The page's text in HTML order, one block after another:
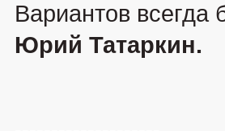
Вариантов
Юрий Татаркин.